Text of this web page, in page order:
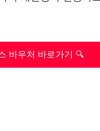
바우처 바로가기 🔍